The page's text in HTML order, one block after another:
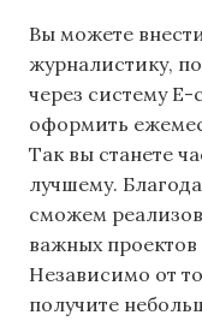
Вы можете
журналистику,
через систему
оформить
Так вы станете
лучшему.
сможем
важных
Независимо от
получите